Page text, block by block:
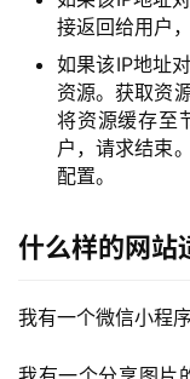
接返回给用户
如果该IP地址
资源。获取资
将资源缓存至
户，请求结束
配置。
什么样的网站
我有一个微信小程